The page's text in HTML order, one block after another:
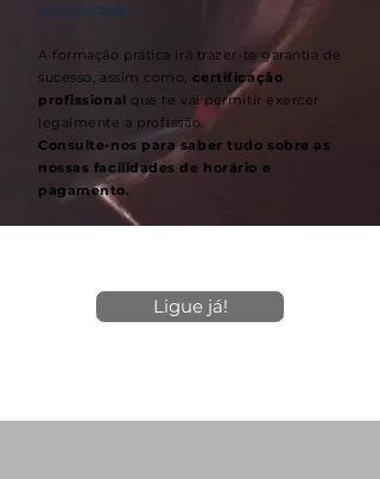
comunicação
A formação prática irá trazer-te garantia de
sucesso, assim como, certificação
profissional que te vai permitir exercer
legalmente a profissão.
Consulte-nos para saber tudo sobre as
nossas facilidades de horário e
pagamento.
Ligue já!